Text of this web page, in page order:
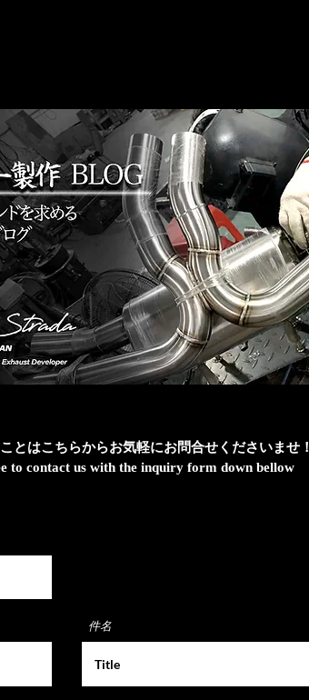
とはこちらからお気軽にお問合せくださいませ！
to contact us with the inquiry form down bellow
件名